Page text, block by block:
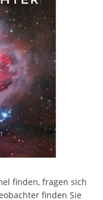
finden, fragen sich
finden Sie